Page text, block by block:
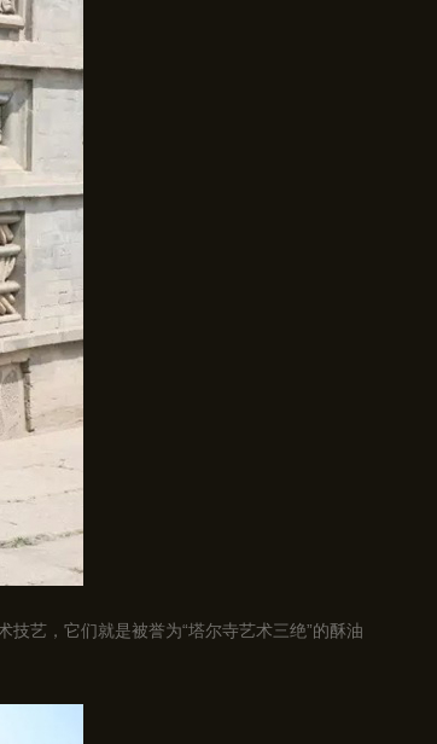
艺，它们就是被誉为“塔尔寺艺术三绝”的酥油